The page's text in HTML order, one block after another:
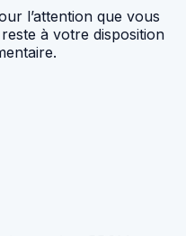
l’attention que vous
à votre disposition